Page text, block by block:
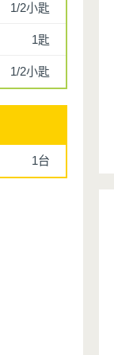
1/2小匙
1匙
1/2小匙
1台